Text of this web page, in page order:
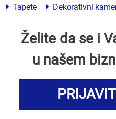
Tapete Dekorativni
Želite da se i
u našem